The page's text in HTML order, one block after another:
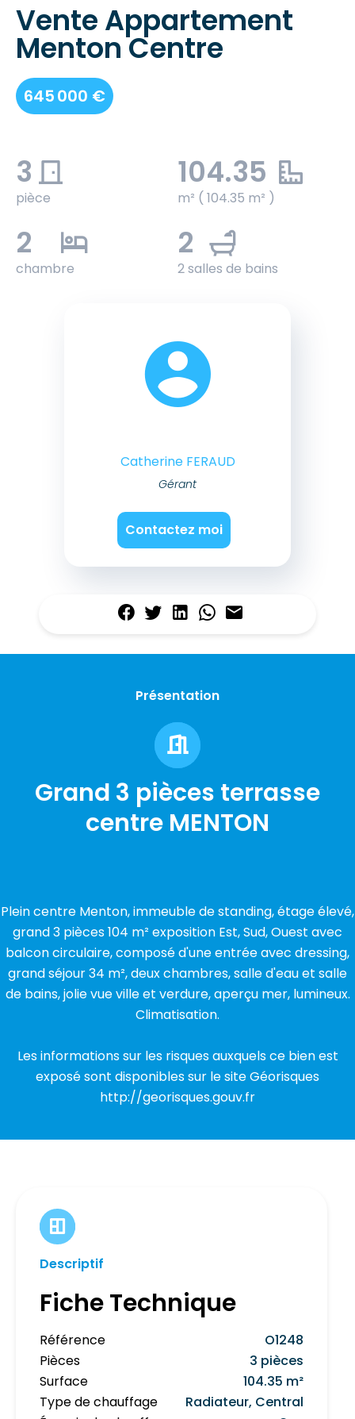
Vente Appartement
Menton Centre
645 000 €
3
pièce
104.35
m² ( 104.35 m² )
2
chambre
2
2 salles de bains
Catherine FERAUD
Gérant
Contactez moi
Présentation
Grand 3 pièces terrasse
centre MENTON
Plein centre Menton, immeuble de standing, étage élevé,
grand 3 pièces 104 m² exposition Est, Sud, Ouest avec
balcon circulaire, composé d'une entrée avec dressing,
grand séjour 34 m², deux chambres, salle d'eau et salle
de bains, jolie vue ville et verdure, aperçu mer, lumineux.
Climatisation.
Les informations sur les risques auxquels ce bien est
exposé sont disponibles sur le site Géorisques
http://georisques.gouv.fr
Descriptif
Fiche Technique
Référence
O1248
Pièces
3 pièces
Surface
104.35 m²
Type de chauffage
Radiateur, Central